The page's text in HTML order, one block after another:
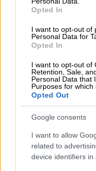
Opted In
I want to opt-out of
Personal Data for
Opted In
I want to opt-out of
Retention, Sale,
Personal Data that
Purposes for which
Opted Out
Google consents
I want to allow
related to
device identifiers in
ισχυρίστηκε ότι
βάρος του.
Σημειώνεται
παρελθόν έχει
υπόθεση
προσβολής
βάρος άλλης
βρίσκεται και
κατηγορείται για
κατάχρησης